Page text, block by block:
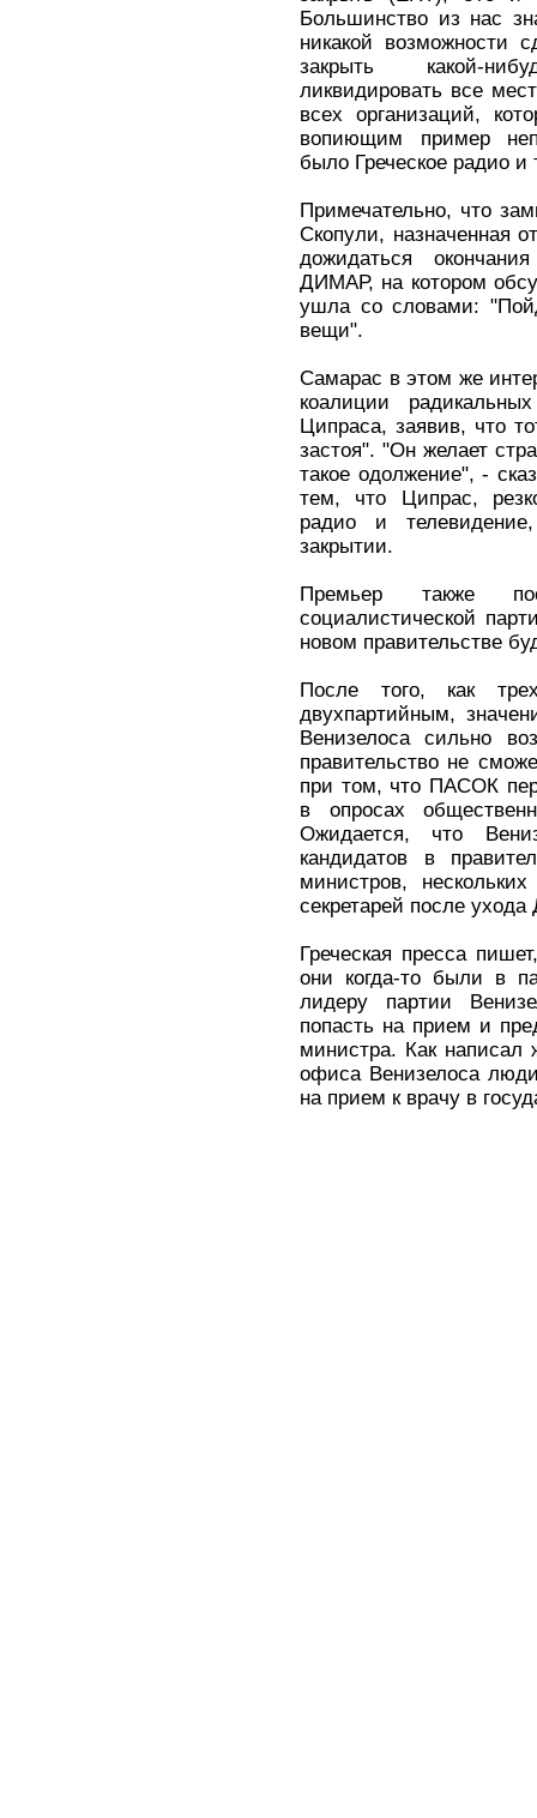
Большинство из нас
никакой возможности
закрыть какой-
ликвидировать все
всех организаций,
вопиющим пример
было Греческое радио
Примечательно, что
Скопули, назначенная
дожидаться
ДИМАР, на котором
ушла со словами:
вещи".
Самарас в этом же
коалиции
Ципраса, заявив, что
застоя". "Он желает
такое одолжение", -
тем, что Ципрас,
радио и
закрытии.
Премьер также
социалистической
новом правительстве
После того, как
двухпартийным,
Венизелоса сильно
правительство не
при том, что ПАСОК
в опросах
Ожидается, что
кандидатов в
министров,
секретарей после
Греческая пресса
они когда-то были в
лидеру партии
попасть на прием и
министра. Как написал
офиса Венизелоса
на прием к врачу в